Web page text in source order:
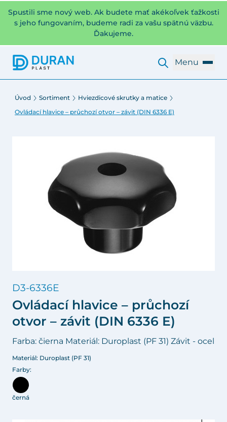
Spustili sme nový web. Ak budete mať akékoľvek ťažkosti
s jeho fungovaním, budeme radi za vašu spätnú väzbu.
Ďakujeme.
Menu
Úvod Sortiment
Hviezdicové skrutky a matice
Ovládací hlavice – průchozí otvor – závit (DIN 6336 E)
D3-6336E
Ovládací hlavice – průchozí
otvor – závit (DIN 6336 E)
Farba: čierna Materiál: Duroplast (PF 31) Závit - ocel
Materiál: Duroplast (PF 31)
Farby:
černá